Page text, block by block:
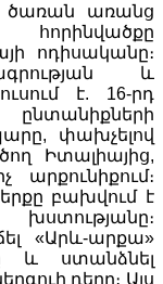
ծառան առանց
ոդիսականը։
և
է. 16-րդ
փախչելով
Իտալիայից,
արքունիքում։
բախվում է
«Արև-արքա»
և ստանձնել
դերը։ Այս